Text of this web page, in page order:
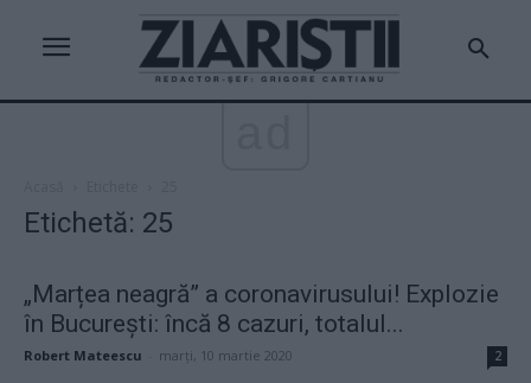
Etichetă: 25
„Marțea neagră” a coronavirusului! Explozie
în București: încă 8 cazuri, totalul...
Robert Mateescu marți, 10 martie 2020 2